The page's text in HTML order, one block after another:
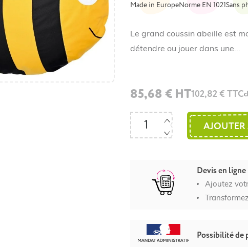
Made in EuropeNorme EN 1021Sans
Le grand coussin abeille est
détendre ou jouer dans une...
85,68 € HT102,82 € TTC
Devis en
Ajoutez
Possibilité de